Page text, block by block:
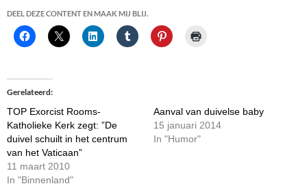
DEEL DEZE CONTENT EN MAAK MIJ BLIJ.
Gerelateerd
TOP Exorcist Rooms-
Katholieke Kerk zegt: ”De
duivel schuilt in het centrum
van het Vaticaan”
11 maart 2010
In "Binnenland"
Aanval van duivelse baby
15 januari 2014
In "Humor"